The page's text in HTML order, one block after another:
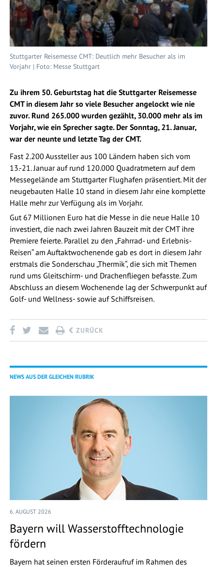
Stuttgarter Reisemesse CMT: Deutlich mehr Besucher als im
Vorjahr | Foto: Messe Stuttgart
Zu ihrem 50. Geburtstag hat die Stuttgarter Reisemesse
CMT in diesem Jahr so viele Besucher angelockt wie nie
zuvor. Rund 265.000 wurden gezählt, 30.000 mehr als im
Vorjahr, wie ein Sprecher sagte. Der Sonntag, 21. Januar,
war der neunte und letzte Tag der CMT.
Fast 2.200 Aussteller aus 100 Ländern haben sich vom
13.-21. Januar auf rund 120.000 Quadratmetern auf dem
Messegelände am Stuttgarter Flughafen präsentiert. Mit der
neugebauten Halle 10 stand in diesem Jahr eine komplette
Halle mehr zur Verfügung als im Vorjahr.
Gut 67 Millionen Euro hat die Messe in die neue Halle 10
investiert, die nach zwei Jahren Bauzeit mit der CMT ihre
Premiere feierte. Parallel zu den „Fahrrad- und Erlebnis-
Reisen“ am Auftaktwochenende gab es dort in diesem Jahr
erstmals die Sonderschau „Thermik“, die sich mit Themen
rund ums Gleitschirm- und Drachenfliegen befasste. Zum
Abschluss an diesem Wochenende lag der Schwerpunkt auf
Golf- und Wellness- sowie auf Schiffsreisen.
ZURÜCK
NEWS AUS DER GLEICHEN RUBRIK
6. AUGUST 2026
Bayern will Wasserstofftechnologie
fördern
Bayern hat seinen ersten Förderaufruf im Rahmen des